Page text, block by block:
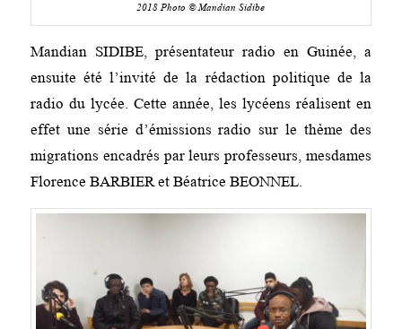
2018 Photo © Mandian Sidibe
Mandian SIDIBE, présentateur radio en Guinée, a
ensuite été l’invité de la rédaction politique de la
radio du lycée. Cette année, les lycéens réalisent en
effet une série d’émissions radio sur le thème des
migrations encadrés par leurs professeurs, mesdames
Florence BARBIER et Béatrice BEONNEL.